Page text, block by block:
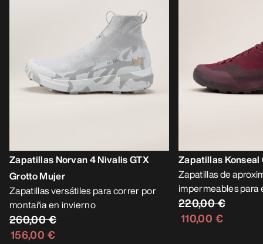
Zapatillas Norvan 4 Nivalis GTX
Grotto Mujer
Zapatillas versátiles para correr por
montaña en invierno
260,00 €
156,00 €
Zapatillas Konseal
Zapatillas de
impermeables
220,00 €
110,00 €